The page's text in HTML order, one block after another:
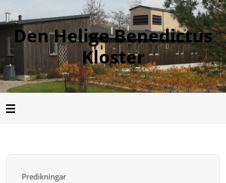
Den Helige Benedictus
Kloster
Predikningar